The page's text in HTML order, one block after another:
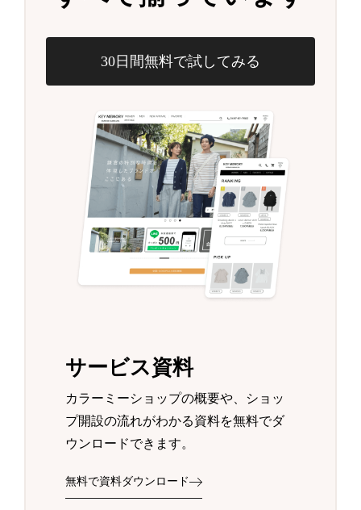
30日間無料で試してみる
サービス資料
カラーミーショップの概要や、ショッ
プ開設の流れがわかる資料を無料でダ
ウンロードできます。
無料で資料ダウンロード